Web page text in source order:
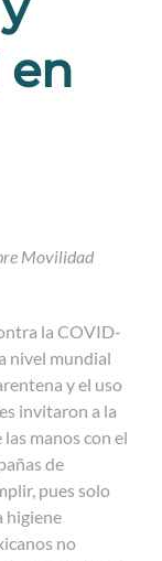
Movilidad
la COVID-
nivel mundial
y el uso
invitaron a la
manos con el
de
pues solo
higiene
no